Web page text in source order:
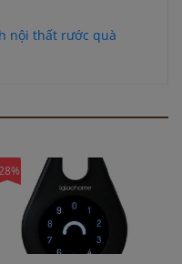
nội thất rước quà